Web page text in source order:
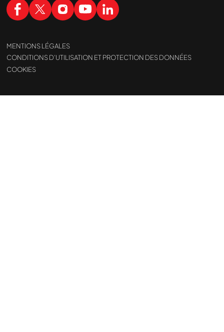
MENTIONS LÉGALES
CONDITIONS D’UTILISATION ET PROTECTION DES DONNÉES
COOKIES